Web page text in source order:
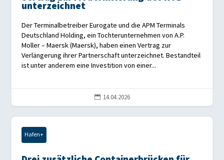
unterzeichnet
Der Terminalbetreiber Eurogate und die APM Terminals
Deutschland Holding, ein Tochterunternehmen von A.P.
Moller – Maersk (Maersk), haben einen Vertrag zur
Verlängerung ihrer Partnerschaft unterzeichnet. Bestandteil
ist unter anderem eine Investition von einer...
 14.04.2026
Hafen+